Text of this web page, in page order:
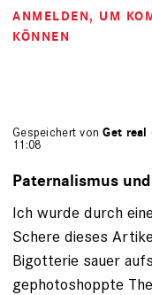
ANMELDEN, UM
KÖNNEN
Gespeichert vonGet
11:08
Paternalismus
Ich wurde durch
Schere dieses
Bigotterie sauer
gephotoshoppte